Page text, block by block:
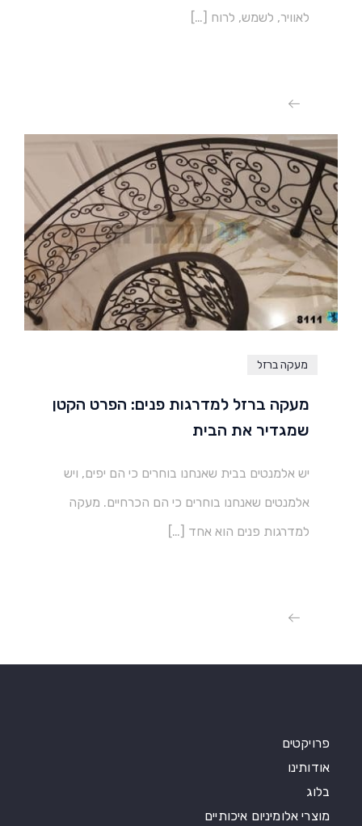
לאוויר, לשמש, לרוח […]
מעקה ברזל
מעקה ברזל למדרגות פנים: הפרט הקטן
שמגדיר את הבית
יש אלמנטים בבית שאנחנו בוחרים כי הם יפים, ויש
אלמנטים שאנחנו בוחרים כי הם הכרחיים. מעקה
למדרגות פנים הוא אחד […]
פרויקטים
אודותינו
בלוג
מוצרי אלומיניום איכותיים